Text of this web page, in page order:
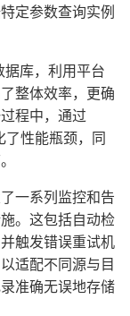
定参数查询实例
库，利用平台
整体效率，更确
程中，通过
性能瓶颈，同
一系列监控和告
。这包括自动检
触发错误重试机
适配不同源与目
准确无误地存储